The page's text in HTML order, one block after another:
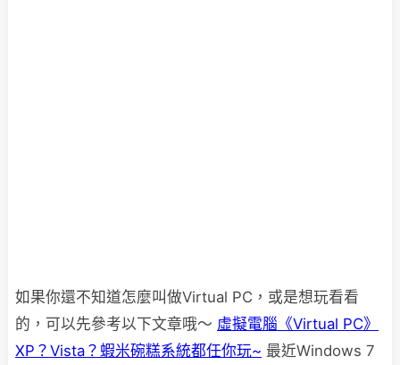
如果你還不知道怎麼叫做Virtual PC，或是想玩看看
的，可以先參考以下文章哦～ 虛擬電腦《Virtual PC》
XP？Vista？蝦米碗糕系統都任你玩~ 最近Windows 7